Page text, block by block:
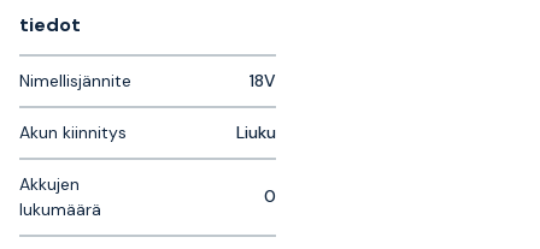
tiedot
Nimellisjännite 18V
Akun kiinnitys Liuku
Akkujen
lukumäärä
0